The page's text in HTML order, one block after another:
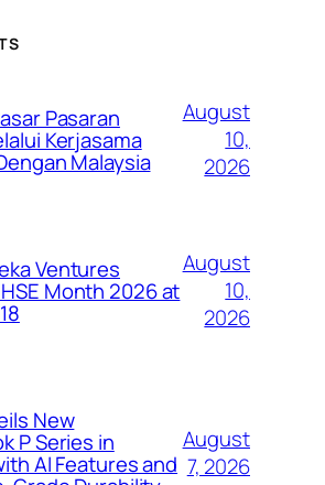
Pasaran
Kerjasama
Malaysia
August
10,
2026
Ventures
Month 2026 at
August
10,
2026
New
P Series in
AI Features and
August
7, 2026